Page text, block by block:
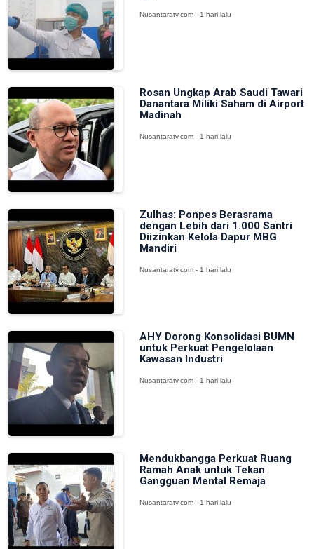
Nusantaratv.com - 1 hari lalu
Rosan Ungkap Arab Saudi Tawari
Danantara Miliki Saham di Airport
Madinah
Nusantaratv.com - 1 hari lalu
Zulhas: Ponpes Berasrama
dengan Lebih dari 1.000 Santri
Diizinkan Kelola Dapur MBG
Mandiri
Nusantaratv.com - 1 hari lalu
AHY Dorong Konsolidasi BUMN
untuk Perkuat Pengelolaan
Kawasan Industri
Nusantaratv.com - 1 hari lalu
Mendukbangga Perkuat Ruang
Ramah Anak untuk Tekan
Gangguan Mental Remaja
Nusantaratv.com - 1 hari lalu